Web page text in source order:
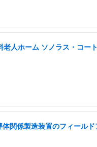
人ホーム ソノラス・コー
関係製造装置のフィール